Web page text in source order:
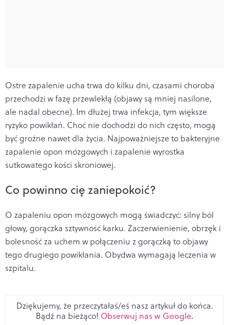
Ostre zapalenie ucha trwa do kilku dni, czasami choroba
przechodzi w fazę przewlekłą (objawy są mniej nasilone,
ale nadal obecne). Im dłużej trwa infekcja, tym większe
ryzyko powikłań. Choć nie dochodzi do nich często, mogą
być groźne nawet dla życia. Najpoważniejsze to bakteryjne
zapalenie opon mózgowych i zapalenie wyrostka
sutkowatego kości skroniowej.
Co powinno cię zaniepokoić?
O zapaleniu opon mózgowych mogą świadczyć: silny ból
głowy, gorączka sztywność karku. Zaczerwienienie, obrzęk i
bolesność za uchem w połączeniu z gorączką to objawy
tego drugiego powikłania. Obydwa wymagają leczenia w
szpitalu.
Dziękujemy, że przeczytałaś/eś nasz artykuł do końca.
Bądź na bieżąco! Obserwuj nas w Google.